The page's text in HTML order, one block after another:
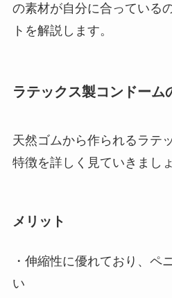
の素材が自分に合っている
トを解説します。
ラテックス製コンドーム
天然ゴムから作られるラテ
特徴を詳しく見ていきましょ
メリット
・伸縮性に優れており、ペ
い